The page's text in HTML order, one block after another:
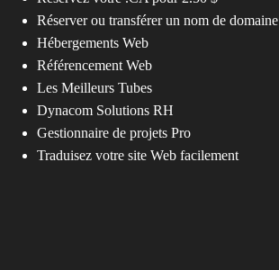
Réserver ou transférer un nom de domaine
Hébergements Web
Référencement Web
Les Meilleurs Tubes
Dynacom Solutions RH
Gestionnaire de projets Pro
Traduisez votre site Web facilement